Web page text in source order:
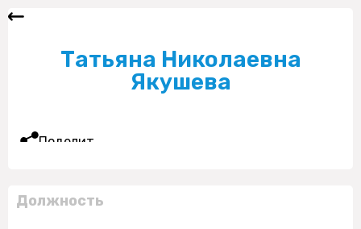
Татьяна Николаевна
Якушева
Поделиться
Должность